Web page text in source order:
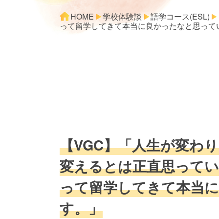
HOME 学校体験談 語学コース(ESL)
って留学してきて本当に良かったなと思って
【VGC】「人生が変わ
変えるとは正直思って
って留学してきて本当
す。」